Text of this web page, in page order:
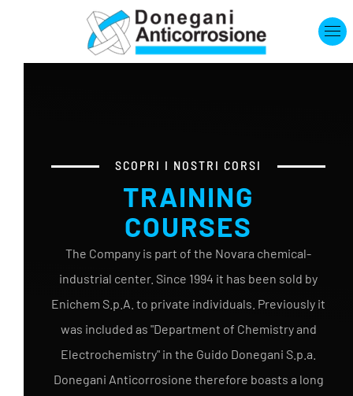
Skip to main content
SCOPRI I NOSTRI CORSI
TRAINING
COURSES
The Company is part of the Novara chemical-
industrial center. Since 1994 it has been sold by
Enichem S.p.A. to private individuals. Previously it
was included as "Department of Chemistry and
Electrochemistry" in the Guido Donegani S.p.a.
Donegani Anticorrosione therefore boasts a long